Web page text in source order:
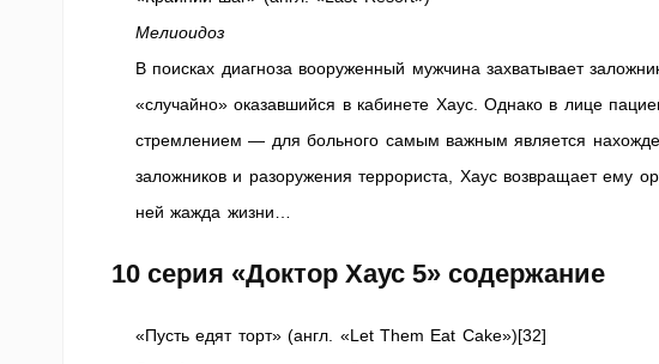
Мелиоидоз
В поисках диагноза вооруженный мужчина захватывает
«случайно» оказавшийся в кабинете Хаус. Однако в лице
стремлением — для больного самым важным является
заложников и разоружения террориста, Хаус возвращает ему
ней жажда жизни…
10 серия «Доктор Хаус 5» содержание
«Пусть едят торт» (англ. «Let Them Eat Cake»)[32]